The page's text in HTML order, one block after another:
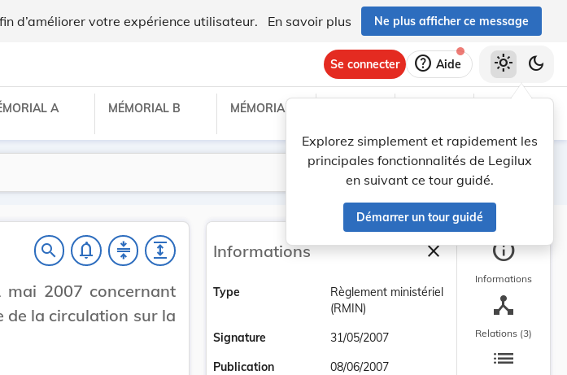
d’améliorer votre expérience utilisateur. En savoir plus Ne plus afficher ce message
Se connecter help Aide
Explorez simplement et rapidement les
principales fonctionnalités de Legilux
en suivant ce tour guidé.
Démarrer un tour guidé
light_mode dark_mode
A MÉMORIAL B MÉMORIAL C
Lancer la recherche
Filtres
search notifications_none compress expand
mai 2007 concernant
la circulation sur la
Informations closeFermer la barre
Type
Règlement ministériel
(RMIN)
Signature
31/05/2007
Publication
08/06/2007
info
Informations
device_hub
Relations (3)
list